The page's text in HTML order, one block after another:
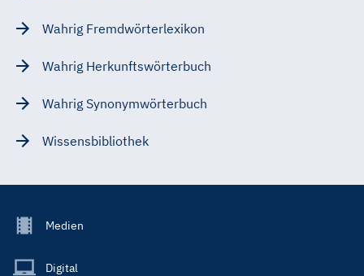
Wahrig Fremdwörterlexikon
Wahrig Herkunftswörterbuch
Wahrig Synonymwörterbuch
Wissensbibliothek
Footer
Main
Medien
Digital